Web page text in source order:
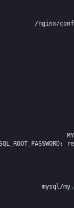
ROOT PASSWORD:
.